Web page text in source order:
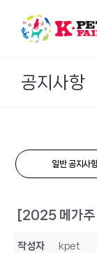
content
공지사항
일반 공지사
[2025 메가
작성자 kpet